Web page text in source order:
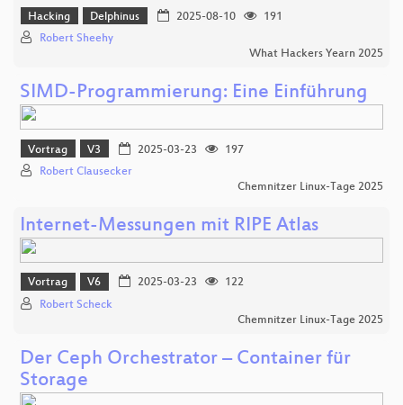
Hacking Delphinus 2025-08-10
191
Robert Sheehy
What Hackers Yearn 2025
SIMD-Programmierung: Eine Einführung
Vortrag V3 2025-03-23
197
Robert Clausecker
Chemnitzer Linux-Tage 2025
Internet-Messungen mit RIPE Atlas
Vortrag V6 2025-03-23
122
Robert Scheck
Chemnitzer Linux-Tage 2025
Der Ceph Orchestrator – Container für
Storage